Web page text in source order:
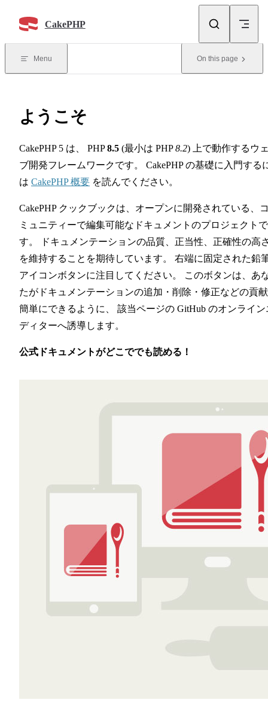
CakePHP
Menu On this page
ようこそ
CakePHP 5 は、 PHP8.5 (最小は PHP8.2) 上で動作するウ
ブ開発フレームワークです。 CakePHP の基礎に入門する
は CakePHP 概要 を読んでください。
CakePHP クックブックは、オープンに開発されている、
ミュニティーで編集可能なドキュメントのプロジェクトで
す。 ドキュメンテーションの品質、正当性、正確性の高
を維持することを期待しています。 右端に固定された鉛
アイコンボタンに注目してください。 このボタンは、あ
たがドキュメンテーションの追加・削除・修正などの貢
簡単にできるように、 該当ページの GitHub のオンライン
ディターへ誘導します。
公式ドキュメントがどこででも読める！